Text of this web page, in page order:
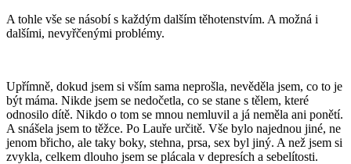
A tohle vše se násobí s každým dalším těhotenstvím. A možná i
dalšími, nevyřčenými problémy.
Upřímně, dokud jsem si vším sama neprošla, nevěděla jsem, co to je
být máma. Nikde jsem se nedočetla, co se stane s tělem, které
odnosilo dítě. Nikdo o tom se mnou nemluvil a já neměla ani ponětí.
A snášela jsem to těžce. Po Lauře určitě. Vše bylo najednou jiné, ne
jenom břicho, ale taky boky, stehna, prsa, sex byl jiný. A než jsem si
zvykla, celkem dlouho jsem se plácala v depresích a sebelítosti.